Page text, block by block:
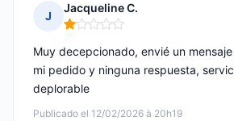
J
Jacqueline C.
Nota: 1 de 5
Publicado el 12/02/2026 à 20h19
Muy decepcionado, envié un
mi pedido y ninguna respuesta,
deplorable